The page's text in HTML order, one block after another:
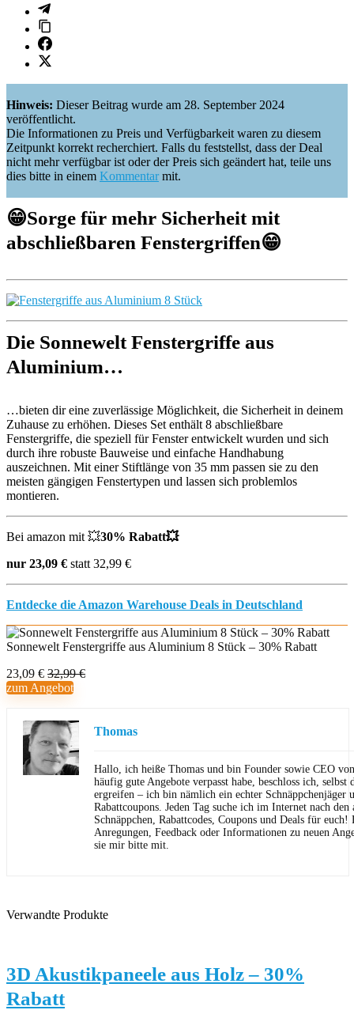
Hinweis: Dieser Beitrag wurde am 28. September 2024
veröffentlicht.
Die Informationen zu Preis und Verfügbarkeit waren zu diesem
Zeitpunkt korrekt recherchiert. Falls du feststellst, dass der Deal
nicht mehr verfügbar ist oder der Preis sich geändert hat, teile uns
dies bitte in einem Kommentarmit.
😁Sorge für mehr Sicherheit mit
abschließbaren Fenstergriffen😁
Die Sonnewelt Fenstergriffe aus
Aluminium…
…bieten dir eine zuverlässige Möglichkeit, die Sicherheit in deinem
Zuhause zu erhöhen. Dieses Set enthält 8 abschließbare
Fenstergriffe, die speziell für Fenster entwickelt wurden und sich
durch ihre robuste Bauweise und einfache Handhabung
auszeichnen. Mit einer Stiftlänge von 35 mm passen sie zu den
meisten gängigen Fenstertypen und lassen sich problemlos
montieren.
Bei amazon mit 💥30% Rabatt💥
nur 23,09 € statt 32,99 €
Entdecke die Amazon Warehouse Deals in Deutschland
Sonnewelt Fenstergriffe aus Aluminium 8 Stück – 30% Rabatt
23,09 € 32,99 €
zum Angebot
Thomas
Hallo, ich heiße Thomas und bin Founder sowie CEO
häufig gute Angebote verpasst habe, beschloss ich,
ergreifen – ich bin nämlich ein echter Schnäppchenjäger
Rabattcoupons. Jeden Tag suche ich im Internet nach den
Schnäppchen, Rabattcodes, Coupons und Deals für euch!
Anregungen, Feedback oder Informationen zu neuen
sie mir bitte mit.
Verwandte Produkte
3D Akustikpaneele aus Holz – 30%
Rabatt